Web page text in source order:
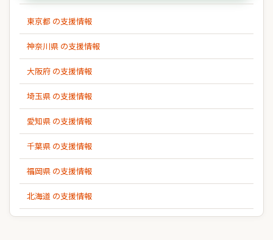
東京都 の支援情報
神奈川県 の支援情報
大阪府 の支援情報
埼玉県 の支援情報
愛知県 の支援情報
千葉県 の支援情報
福岡県 の支援情報
北海道 の支援情報